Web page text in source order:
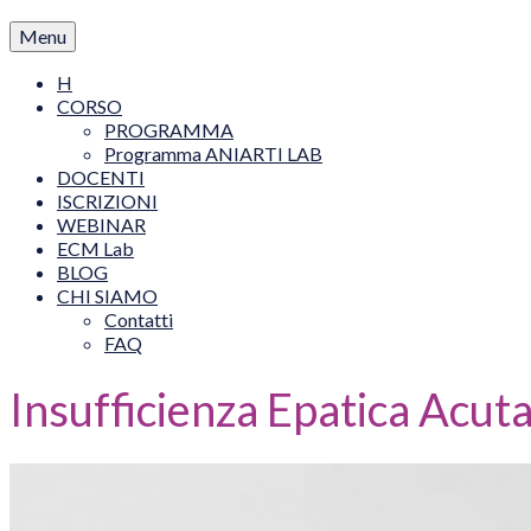
Menu
H
CORSO
PROGRAMMA
Programma ANIARTI LAB
DOCENTI
ISCRIZIONI
WEBINAR
ECM Lab
BLOG
CHI SIAMO
Contatti
FAQ
Insufficienza Epatica